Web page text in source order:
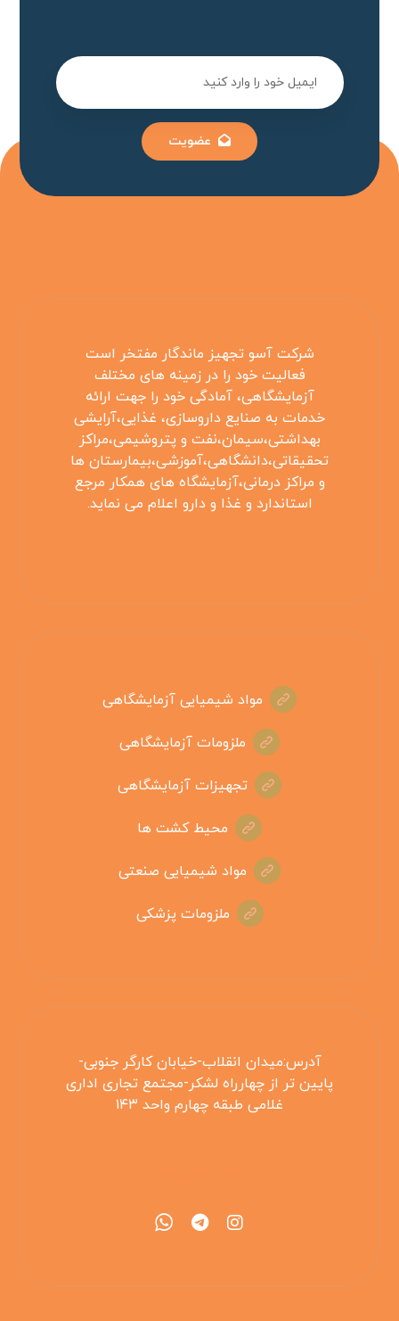
عضویت
شرکت آسو تجهیز ماندگار مفتخر است
فعالیت خود را در زمینه های مختلف
آزمایشگاهی، آمادگی خود را جهت ارائه
خدمات به صنایع داروسازی، غذایی،آرایشی
بهداشتی،سیمان،نفت و پتروشیمی،مراکز
تحقیقاتی،دانشگاهی،آموزشی،بیمارستان ها
و مراکز درمانی،آزمایشگاه های همکار مرجع
استاندارد و غذا و دارو اعلام می نماید.
مواد شیمیایی آزمایشگاهی
ملزومات آزمایشگاهی
تجهیزات آزمایشگاهی
محیط کشت ها
مواد شیمیایی صنعتی
ملزومات پزشکی
آدرس:میدان انقلاب-خیابان کارگر جنوبی-
پایین تر از چهارراه لشکر-مجتمع تجاری اداری
غلامی طبقه چهارم واحد ۱۴۳